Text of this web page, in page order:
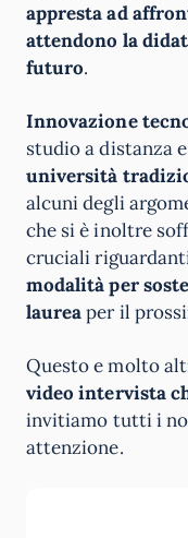
appresta ad
attendono la
futuro.
Innovazione
studio a distanza
università
alcuni degli
che si è inoltre
cruciali
modalità per
laureaper il
Questo e molto
video intervista
invitiamo tutti i
attenzione.